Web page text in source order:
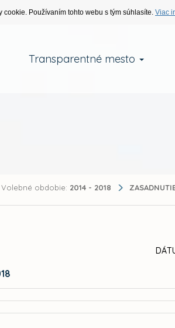
Používaním tohto webu s tým súhlasíte. Viac
Transparentné mesto
Volebné obdobie: 2014 - 2018